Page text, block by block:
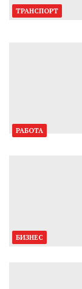
ТРАНСПОРТ
РАБОТА
БИЗНЕС